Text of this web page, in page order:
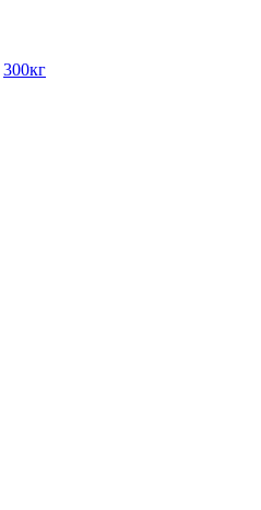
300кг